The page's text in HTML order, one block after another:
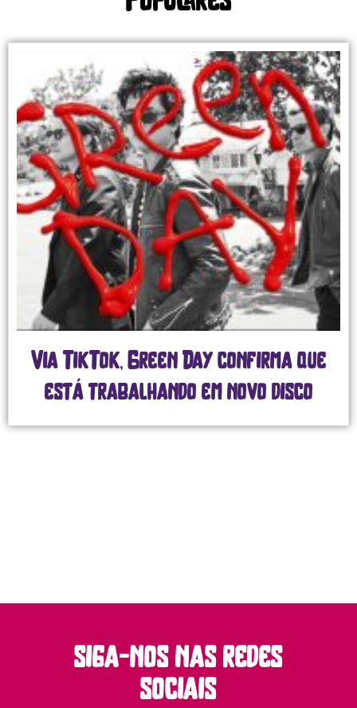
Via TikTok, Green Day confirma que
está trabalhando em novo disco
siga-nos nas redes
sociais